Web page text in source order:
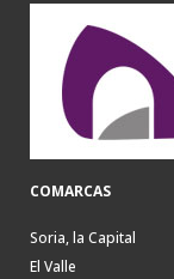
COMARCAS
Soria, la Capital
El Valle